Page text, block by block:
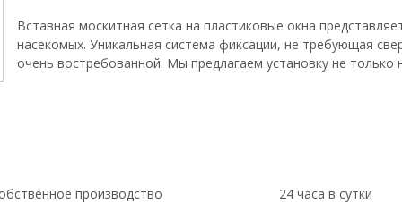
Вставная москитная сетка на пластиковые окна
насекомых. Уникальная система фиксации, не требующая
очень востребованной. Мы предлагаем установку не
производство 24 часа в сутки